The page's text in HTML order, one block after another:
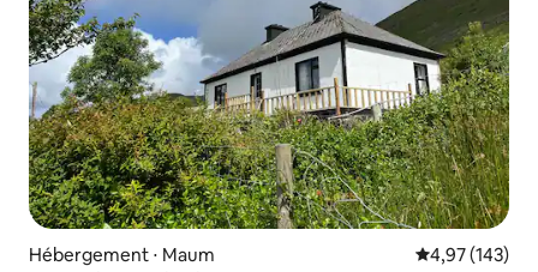
Hébergement ⋅ Maum Évaluation
4,97 (143)